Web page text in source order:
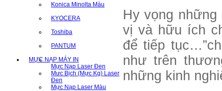
Konica Minolta Màu
KYOCERA
Toshiba
PANTUM
MỰC NẠP MÁY IN
Mực Nạp Laser Đen
Mưc Bịch (Mực Kg) Laser
Đen
Mực Nạp Laser Màu
Hy vọng
vị và hữu ích
để tiếp
như trên
những kinh